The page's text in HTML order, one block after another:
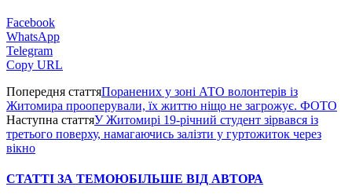
Facebook
WhatsApp
Telegram
Copy URL
Попередня статтяПоранених у зоні АТО волонтерів із
Житомира прооперували, їх життю ніщо не загрожує. ФОТО
Наступна статтяУ Житомирі 19-річний студент зірвався із
третього поверху, намагаючись залізти у гуртожиток через
вікно
СТАТТІ ЗА ТЕМОЮБІЛЬШЕ ВІД АВТОРА